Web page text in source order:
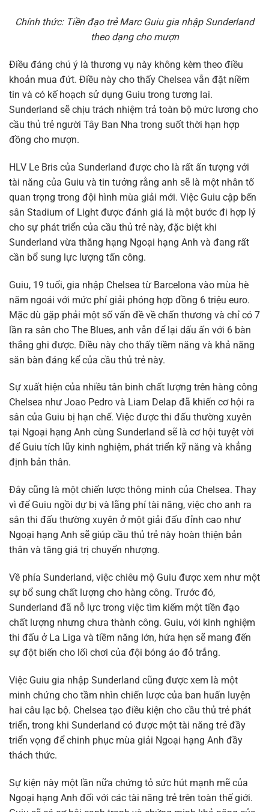
Chính thức: Tiền đạo trẻ Marc Guiu gia nhập Sunderland
theo dạng cho mượn
Điều đáng chú ý là thương vụ này không kèm theo điều
khoản mua đứt. Điều này cho thấy Chelsea vẫn đặt niềm
tin và có kế hoạch sử dụng Guiu trong tương lai.
Sunderland sẽ chịu trách nhiệm trả toàn bộ mức lương cho
cầu thủ trẻ người Tây Ban Nha trong suốt thời hạn hợp
đồng cho mượn.
HLV Le Bris của Sunderland được cho là rất ấn tượng với
tài năng của Guiu và tin tưởng rằng anh sẽ là một nhân tố
quan trọng trong đội hình mùa giải mới. Việc Guiu cập bến
sân Stadium of Light được đánh giá là một bước đi hợp lý
cho sự phát triển của cầu thủ trẻ này, đặc biệt khi
Sunderland vừa thăng hạng Ngoại hạng Anh và đang rất
cần bổ sung lực lượng tấn công.
Guiu, 19 tuổi, gia nhập Chelsea từ Barcelona vào mùa hè
năm ngoái với mức phí giải phóng hợp đồng 6 triệu euro.
Mặc dù gặp phải một số vấn đề về chấn thương và chỉ có 7
lần ra sân cho The Blues, anh vẫn để lại dấu ấn với 6 bàn
thắng ghi được. Điều này cho thấy tiềm năng và khả năng
săn bàn đáng kể của cầu thủ trẻ này.
Sự xuất hiện của nhiều tân binh chất lượng trên hàng công
Chelsea như Joao Pedro và Liam Delap đã khiến cơ hội ra
sân của Guiu bị hạn chế. Việc được thi đấu thường xuyên
tại Ngoại hạng Anh cùng Sunderland sẽ là cơ hội tuyệt vời
để Guiu tích lũy kinh nghiệm, phát triển kỹ năng và khẳng
định bản thân.
Đây cũng là một chiến lược thông minh của Chelsea. Thay
vì để Guiu ngồi dự bị và lãng phí tài năng, việc cho anh ra
sân thi đấu thường xuyên ở một giải đấu đỉnh cao như
Ngoại hạng Anh sẽ giúp cầu thủ trẻ này hoàn thiện bản
thân và tăng giá trị chuyển nhượng.
Về phía Sunderland, việc chiêu mộ Guiu được xem như một
sự bổ sung chất lượng cho hàng công. Trước đó,
Sunderland đã nỗ lực trong việc tìm kiếm một tiền đạo
chất lượng nhưng chưa thành công. Guiu, với kinh nghiệm
thi đấu ở La Liga và tiềm năng lớn, hứa hẹn sẽ mang đến
sự đột biến cho lối chơi của đội bóng áo đỏ trắng.
Việc Guiu gia nhập Sunderland cũng được xem là một
minh chứng cho tầm nhìn chiến lược của ban huấn luyện
hai câu lạc bộ. Chelsea tạo điều kiện cho cầu thủ trẻ phát
triển, trong khi Sunderland có được một tài năng trẻ đầy
triển vọng để chinh phục mùa giải Ngoại hạng Anh đầy
thách thức.
Sự kiện này một lần nữa chứng tỏ sức hút mạnh mẽ của
Ngoại hạng Anh đối với các tài năng trẻ trên toàn thế giới.